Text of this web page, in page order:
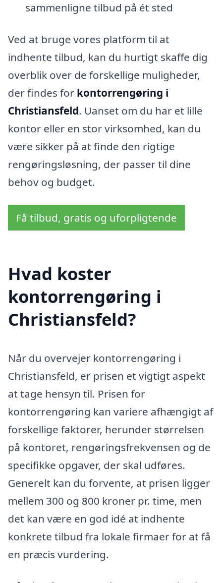
sammenligne tilbud på ét sted
Ved at bruge vores platform til at
indhente tilbud, kan du hurtigt skaffe dig
overblik over de forskellige muligheder,
der findes for kontorrengøring i
Christiansfeld. Uanset om du har et lille
kontor eller en stor virksomhed, kan du
være sikker på at finde den rigtige
rengøringsløsning, der passer til dine
behov og budget.
Få tilbud, gratis og uforpligtende
Hvad koster
kontorrengøring i
Christiansfeld?
Når du overvejer kontorrengøring i
Christiansfeld, er prisen et vigtigt aspekt
at tage hensyn til. Prisen for
kontorrengøring kan variere afhængigt af
forskellige faktorer, herunder størrelsen
på kontoret, rengøringsfrekvensen og de
specifikke opgaver, der skal udføres.
Generelt kan du forvente, at prisen ligger
mellem 300 og 800 kroner pr. time, men
det kan være en god idé at indhente
konkrete tilbud fra lokale firmaer for at få
en præcis vurdering.